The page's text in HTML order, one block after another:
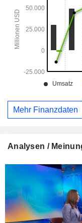
Mehr Finanzdaten
Analysen /